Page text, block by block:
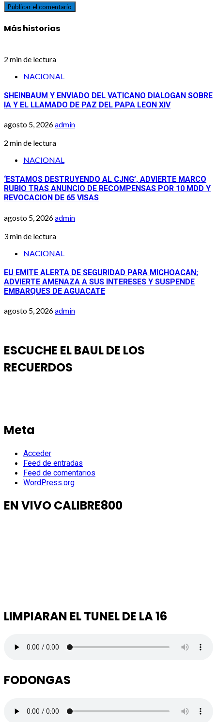
Más historias
2 min de lectura
NACIONAL
SHEINBAUM Y ENVIADO DEL VATICANO DIALOGAN SOBRE
IA Y EL LLAMADO DE PAZ DEL PAPA LEON XIV
agosto 5, 2026admin
2 min de lectura
NACIONAL
‘ESTAMOS DESTRUYENDO AL CJNG’, ADVIERTE MARCO
RUBIO TRAS ANUNCIO DE RECOMPENSAS POR 10 MDD Y
REVOCACION DE 65 VISAS
agosto 5, 2026admin
3 min de lectura
NACIONAL
EU EMITE ALERTA DE SEGURIDAD PARA MICHOACAN;
ADVIERTE AMENAZA A SUS INTERESES Y SUSPENDE
EMBARQUES DE AGUACATE
agosto 5, 2026admin
ESCUCHE EL BAUL DE LOS
RECUERDOS
Meta
Acceder
Feed de entradas
Feed de comentarios
WordPress.org
EN VIVO CALIBRE800
LIMPIARAN EL TUNEL DE LA 16
FODONGAS